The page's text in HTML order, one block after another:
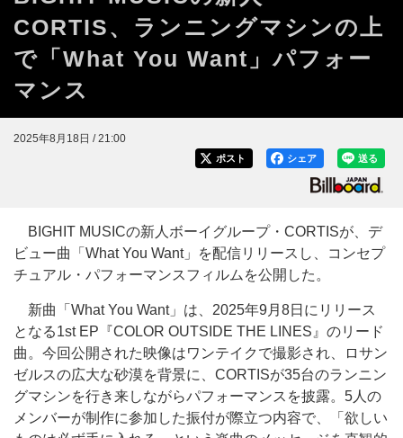
CORTIS、ランニングマシンの上
で「What You Want」パフォー
マンス
2025年8月18日 / 21:00
送る
シェア
ポスト
BIGHIT MUSICの新人ボーイグループ・CORTISが、デ
ビュー曲「What You Want」を配信リリースし、コンセプ
チュアル・パフォーマンスフィルムを公開した。
新曲「What You Want」は、2025年9月8日にリリース
となる1st EP『COLOR OUTSIDE THE LINES』のリード
曲。今回公開された映像はワンテイクで撮影され、ロサン
ゼルスの広大な砂漠を背景に、CORTISが35台のランニン
グマシンを行き来しながらパフォーマンスを披露。5人の
メンバーが制作に参加した振付が際立つ内容で、「欲しい